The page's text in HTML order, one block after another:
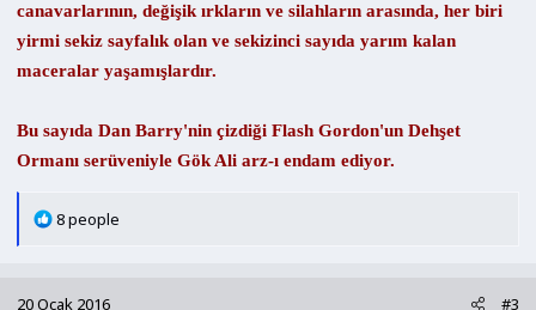
canavarlarının, değişik ırkların ve silahların arasında, her biri
yirmi sekiz sayfalık olan ve sekizinci sayıda yarım kalan
maceralar yaşamışlardır.
Bu sayıda Dan Barry'nin çizdiği Flash Gordon'un Dehşet
Ormanı serüveniyle Gök Ali arz-ı endam ediyor.
T
8 people
20 Ocak 2016 #3